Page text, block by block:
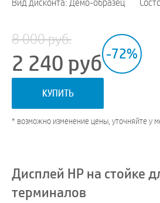
Вид дисконта: Демо-образец
8 000 руб.
2 240 руб -72%
КУПИТЬ
* возможно изменение цены, уточняйте у
Дисплей HP на стойке
терминалов